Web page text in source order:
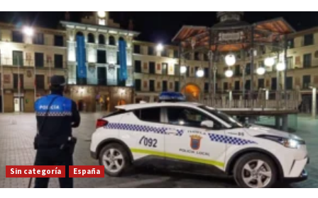
Sin categoría España